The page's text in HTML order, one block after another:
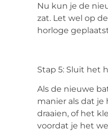
Nu kun je de
zat. Let wel op
horloge
Stap 5: Sluit het
Als de nieuwe
manier als dat
draaien, of het
voordat je het